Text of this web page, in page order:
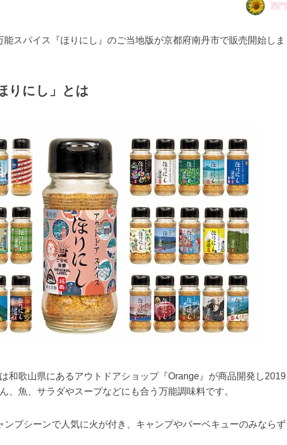
西門
スパイス『ほりにし』のご当地版が京都府南丹市で販売開始しま
りにし」とは
和歌山県にあるアウトドアショップ『Orange』が商品開発し2019
、魚、サラダやスープなどにも合う万能調味料です。
ンプシーンで人気に火が付き、キャンプやバーベキューのみならず